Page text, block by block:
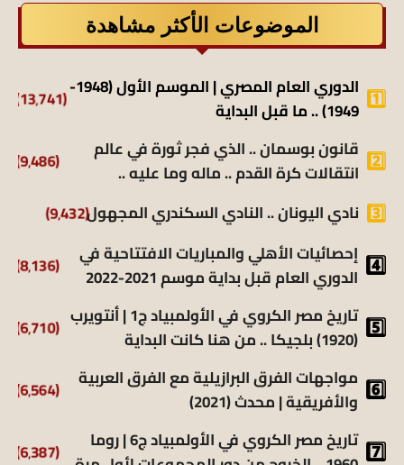
الموضوعات الأكثر مشاهدة
الدوري العام المصري | الموسم الأول (1948-
1949) .. ما قبل البداية
(13٬741)
قانون بوسمان .. الذي فجر ثورة في عالم
انتقالات كرة القدم .. ماله وما عليه ..
(9٬486)
نادي اليونان .. النادي السكندري المجهول(9٬432)
إحصائيات الأهلي والمباريات الافتتاحية في
الدوري العام قبل بداية موسم 2021-2022
(8٬136)
تاريخ مصر الكروي في الأولمبياد ج1 | أنتويرب
(1920) بلجيكا .. من هنا كانت البداية
(6٬710)
مواجهات الفرق البرازيلية مع الفرق العربية
والأفريقية | محدث (2021)
(6٬564)
تاريخ مصر الكروي في الأولمبياد ج6 | روما
(6٬387)